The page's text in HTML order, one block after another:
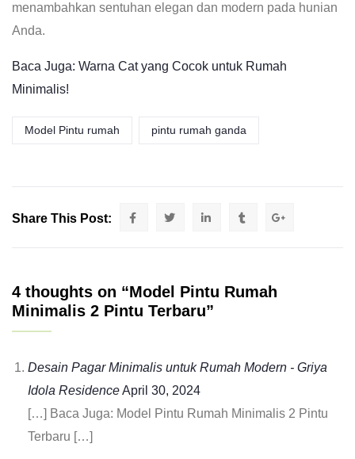
menambahkan sentuhan elegan dan modern pada hunian
Anda.
Baca Juga: Warna Cat yang Cocok untuk Rumah
Minimalis!
Model Pintu rumah pintu rumah ganda
Share This Post:
4 thoughts on “Model Pintu Rumah
Minimalis 2 Pintu Terbaru”
Desain Pagar Minimalis untuk Rumah Modern - Griya
Idola ResidenceApril 30, 2024
[…] Baca Juga: Model Pintu Rumah Minimalis 2 Pintu
Terbaru […]